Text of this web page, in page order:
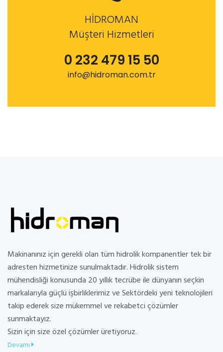
HİDROMAN
Müşteri Hizmetleri
0 232 479 15 50
info@hidroman.com.tr
Makinanınız için gerekli olan tüm hidrolik kompanentler tek bir
adresten hizmetinize sunulmaktadır. Hidrolik sistem
mühendisliği konusunda 20 yıllık tecrübe ile dünyanın seçkin
markalarıyla güçlü işbirliklerimiz ve Sektördeki yeni teknolojileri
takip ederek size mükemmel ve rekabetci çözümler
sunmaktayız.
Sizin için size özel çözümler üretiyoruz.
Devamı